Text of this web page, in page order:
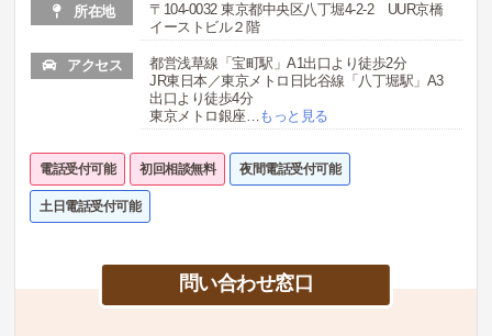
所在地
〒104-0032 東京都中央区八丁堀4-2-2 UUR京橋
イーストビル２階
アクセス
都営浅草線「宝町駅」A1出口より徒歩2分
JR東日本／東京メトロ日比谷線「八丁堀駅」A3
出口より徒歩4分
東京メトロ銀座…もっと見る
電話受付可能 初回相談無料 夜間電話受付可能
土日電話受付可能
問い合わせ窓口